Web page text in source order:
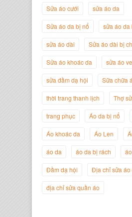
Nguyễn Minh Đức
Nguyễn
Giám Đốc Công ty
Sửa áo cưới sửa áo da
Sửa áo da bị nổ sửa áo da
sửa áo dài Sửa áo dài bị
Sửa áo khoác da sửa áo
sửa đầm dạ hội Sữa chữa
thời trang thanh lịch Thợ
trang phục Áo da bị nổ
Áo khoác da Áo Len
áo da áo da bị rách
Đầm dạ hội Địa chỉ sửa áo
địa chỉ sửa quần áo